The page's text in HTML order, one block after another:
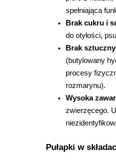
spełniająca
Brak cukru i
do otyłości,
Brak
(butylowany
procesy
rozmarynu).
Wysoka
zwierzęcego.
Pułapki w